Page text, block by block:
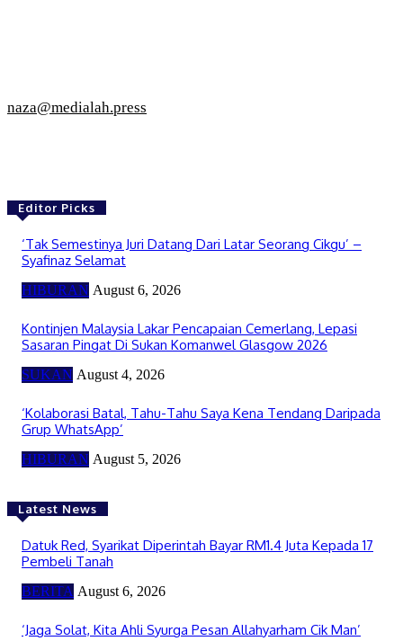
naza@medialah.press
Editor Picks
‘Tak Semestinya Juri Datang Dari Latar Seorang Cikgu’ –
Syafinaz Selamat
HIBURAN August 6, 2026
Kontinjen Malaysia Lakar Pencapaian Cemerlang, Lepasi
Sasaran Pingat Di Sukan Komanwel Glasgow 2026
SUKAN August 4, 2026
‘Kolaborasi Batal, Tahu-Tahu Saya Kena Tendang Daripada
Grup WhatsApp’
HIBURAN August 5, 2026
Latest News
Datuk Red, Syarikat Diperintah Bayar RM1.4 Juta Kepada 17
Pembeli Tanah
BERITA August 6, 2026
‘Jaga Solat, Kita Ahli Syurga Pesan Allahyarham Cik Man’